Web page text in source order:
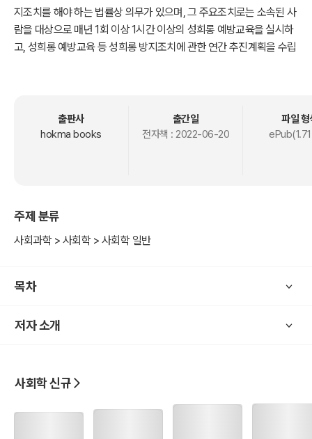
지조치를 해야 하는 법률상 의무가 있으며, 그 주요조치로는 소속된 사
람을 대상으로 매년 1회 이상 1시간 이상의 성희롱 예방교육을 실시하
고, 성희롱 예방교육 등 성희롱 방지조치에 관한 연간 추진계획을 수립
등기본법 31조, 시행령 20조 참조).
출판사
hokma books
출간일
전자책 : 2022-06-20
파일 형
주제 분류
사회과학 > 사회학 > 사회학 일반
목차
저자 소개
사회학 신규